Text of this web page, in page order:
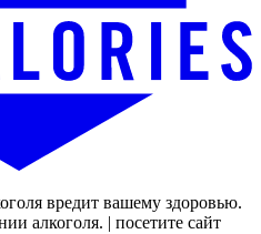
вредит вашему здоровью.
алкоголя. | посетите сайт